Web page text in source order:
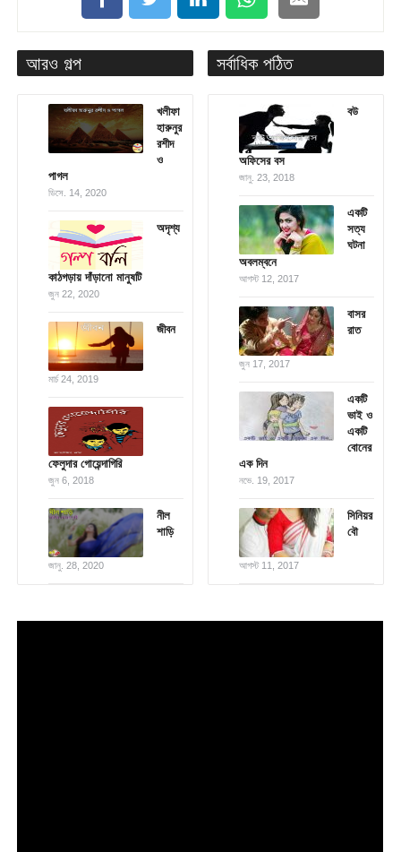
আরও গল্প
খলীফা
হারুনুর
রশীদ
ও
পাগল
ডিসে. 14, 2020
অদৃশ্য
কাঠগড়ায় দাঁড়ানো মানুষটি
জুন 22, 2020
জীবন
মার্চ 24, 2019
ফেলুদার গোয়েন্দাগিরি
জুন 6, 2018
নীল
শাড়ি
জানু. 28, 2020
সর্বাধিক পঠিত
বউ
অফিসের বস
জানু. 23, 2018
একটি
সত্য
ঘটনা
অবলম্বনে
আগস্ট 12, 2017
বাসর
রাত
জুন 17, 2017
একটি
ভাই ও
একটি
বোনের
এক দিন
নভে. 19, 2017
সিনিয়র
বৌ
আগস্ট 11, 2017